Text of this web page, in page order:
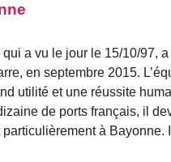
qui a vu le jour le 15/10/97,
en septembre 2015.
utilité et une réussite
de ports français, il
à Bayonne.